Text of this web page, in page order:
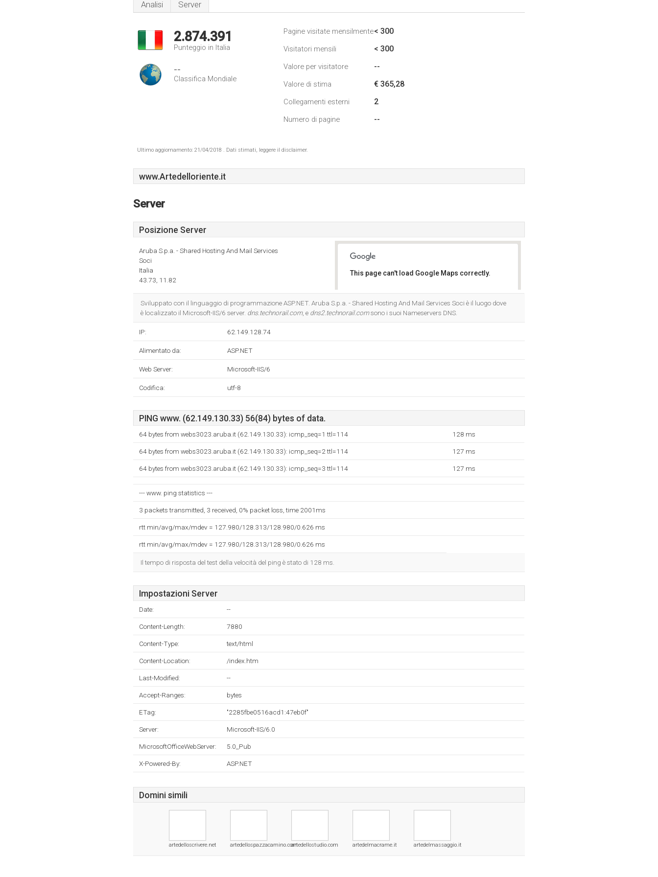
Analisi Server
2.874.391
Punteggio in Italia
--
Classifica Mondiale
Pagine visitate mensilmente< 300
Visitatori mensili < 300
Valore per visitatore --
Valore di stima € 365,28
Collegamenti esterni 2
Numero di pagine --
Ultimo aggiornamento: 21/04/2018 . Dati stimati, leggere il disclaimer.
www.Artedelloriente.it
Server
Posizione Server
Aruba S.p.a. - Shared Hosting And Mail Services
Soci
Italia
43.73, 11.82
This page can't load Google Maps correctly.
Sviluppato con il linguaggio di programmazione ASP.NET. Aruba S.p.a. - Shared Hosting And Mail Services Soci è il luogo dove
è localizzato il Microsoft-IIS/6 server. dns.technorail.com, e dns2.technorail.comsono i suoi Nameservers DNS.
IP: 62.149.128.74
Alimentato da: ASP.NET
Web Server: Microsoft-IIS/6
Codifica: utf-8
PING www. (62.149.130.33) 56(84) bytes of data.
64 bytes from webs3023.aruba.it (62.149.130.33): icmp_seq=1 ttl=114 128 ms
64 bytes from webs3023.aruba.it (62.149.130.33): icmp_seq=2 ttl=114 127 ms
64 bytes from webs3023.aruba.it (62.149.130.33): icmp_seq=3 ttl=114 127 ms
--- www. ping statistics ---
3 packets transmitted, 3 received, 0% packet loss, time 2001ms
rtt min/avg/max/mdev = 127.980/128.313/128.980/0.626 ms
rtt min/avg/max/mdev = 127.980/128.313/128.980/0.626 ms
Il tempo di risposta del test della velocità del ping è stato di 128 ms.
Impostazioni Server
Date: --
Content-Length: 7880
Content-Type: text/html
Content-Location: /index.htm
Last-Modified: --
Accept-Ranges: bytes
ETag: "2285fbe0516acd1:47eb0f"
Server: Microsoft-IIS/6.0
MicrosoftOfficeWebServer: 5.0_Pub
X-Powered-By: ASP.NET
Domini simili
artedelloscrivere.net artedellospazzacamino.comartedellostudio.com artedelmacrame.it artedelmassaggio.it